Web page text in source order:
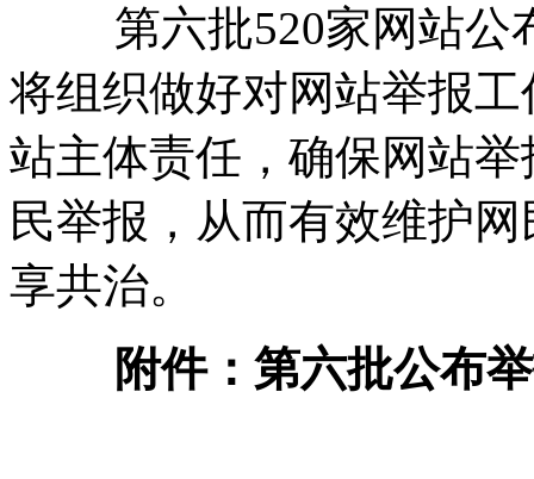
第六批520家网站公
将组织做好对网站举报
站主体责任，确保网站
民举报，从而有效维护
享共治。
附件：第六批公布